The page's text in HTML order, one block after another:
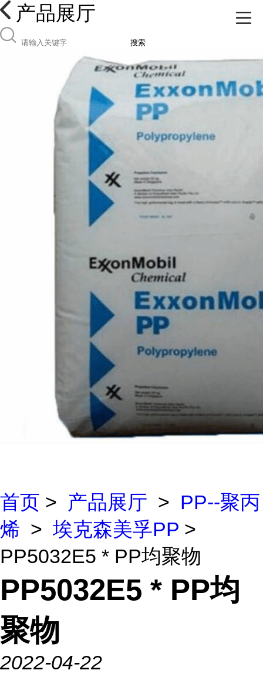
产品展厅
搜索
首页 > 产品展厅 > PP--聚丙
烯 > 埃克森美孚PP >
PP5032E5 * PP均聚物
PP5032E5 * PP均
聚物
2022-04-22